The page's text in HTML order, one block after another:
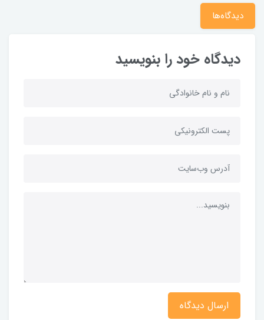
دیدگاه‌ها
دیدگاه خود را بنویسید
ارسال دیدگاه